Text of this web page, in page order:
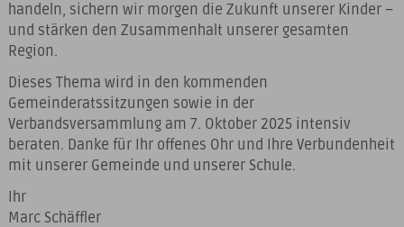
handeln, sichern wir morgen die Zukunft unserer Kinder –
und stärken den Zusammenhalt unserer gesamten
Region.
Dieses Thema wird in den kommenden
Gemeinderatssitzungen sowie in der
Verbandsversammlung am 7. Oktober 2025 intensiv
beraten. Danke für Ihr offenes Ohr und Ihre Verbundenheit
mit unserer Gemeinde und unserer Schule.
Ihr
Marc Schäffler